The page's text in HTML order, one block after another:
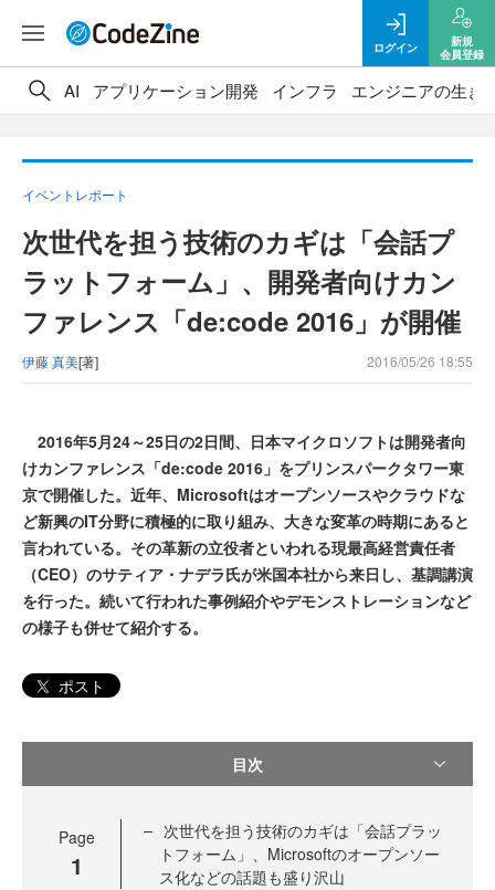
ログイン
新規
会員登録
AI アプリケーション開発 インフラ エンジニアの生き
イベントレポート
次世代を担う技術のカギは「会話プ
ラットフォーム」、開発者向けカン
ファレンス「de:code 2016」が開催
伊藤 真美[著] 2016/05/26 18:55
2016年5月24～25日の2日間、日本マイクロソフトは開発者向
けカンファレンス「de:code 2016」をプリンスパークタワー東
京で開催した。近年、Microsoftはオープンソースやクラウドな
ど新興のIT分野に積極的に取り組み、大きな変革の時期にあると
言われている。その革新の立役者といわれる現最高経営責任者
（CEO）のサティア・ナデラ氏が米国本社から来日し、基調講演
を行った。続いて行われた事例紹介やデモンストレーションなど
の様子も併せて紹介する。
ポスト
目次
Page
1
次世代を担う技術のカギは「会話プラッ
トフォーム」、Microsoftのオープンソー
ス化などの話題も盛り沢山